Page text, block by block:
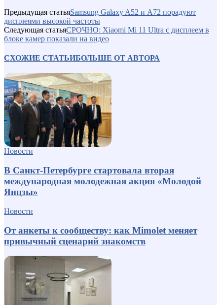
Предыдущая статьяSamsung Galaxy A52 и A72 порадуют
дисплеями высокой частоты
Следующая статьяСРОЧНО: Xiaomi Mi 11 Ultra с дисплеем в
блоке камер показали на видео
СХОЖИЕ СТАТЬИБОЛЬШЕ ОТ АВТОРА
Новости
В Санкт-Петербурге стартовала вторая
международная молодежная акция «Молодой
Янцзы»
Новости
От анкеты к сообществу: как Mimolet меняет
привычный сценарий знакомств